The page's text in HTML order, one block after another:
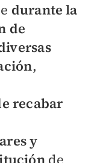
durante la
de
,
recabar
y